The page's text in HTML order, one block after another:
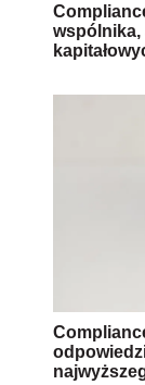
wspólnika,